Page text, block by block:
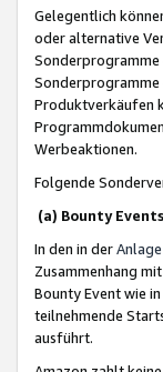
Gelegentlich
oder alternative
Sonderprogramme
Produktverkäufen
Werbeaktionen.
Folgende
(a) Bounty Events
In den in derAnlage
Zusammenhang mit „
Bounty Event wie
teilnehmende
ausführt.